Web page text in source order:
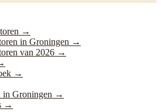
→
in Groningen →
van 2026 →
→
in Groningen →
→